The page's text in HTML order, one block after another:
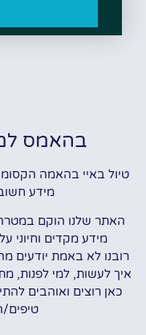
בהאמס
טיול באיי בהאמה
מידע
האתר שלנו הוקם
מידע מקדים וחיוני
רובנו לא באמת יודעים
איך לעשות, למי לפנות,
כאן רוצים ואוהבים
טיפים/